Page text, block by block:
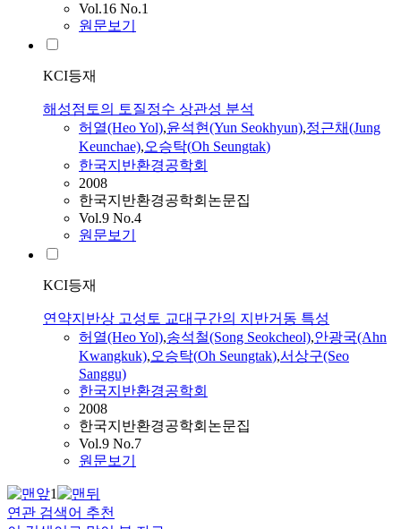
Vol.16 No.1
원문보기
KCI등재
해성점토의 토질정수 상관성 분석
허열(Heo Yol),윤석현(Yun Seokhyun),정근채(Jung
Keunchae),오승탁(Oh Seungtak)
한국지반환경공학회
2008
한국지반환경공학회논문집
Vol.9 No.4
원문보기
KCI등재
연약지반상 고성토 교대구간의 지반거동 특성
허열(Heo Yol),송석철(Song Seokcheol),안광국(Ahn
Kwangkuk),오승탁(Oh Seungtak),서상구(Seo
Sanggu)
한국지반환경공학회
2008
한국지반환경공학회논문집
Vol.9 No.7
원문보기
1
연관 검색어 추천